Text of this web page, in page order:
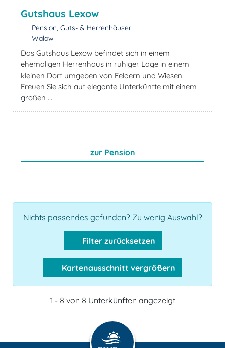
Gutshaus Lexow
Pension, Guts- & Herrenhäuser
Walow
Das Gutshaus Lexow befindet sich in einem
ehemaligen Herrenhaus in ruhiger Lage in einem
kleinen Dorf umgeben von Feldern und Wiesen.
Freuen Sie sich auf elegante Unterkünfte mit einem
großen ...
zur Pension
Nichts passendes gefunden? Zu wenig Auswahl?
Filter zurücksetzen
Kartenausschnitt vergrößern
1 - 8 von 8 Unterkünften angezeigt